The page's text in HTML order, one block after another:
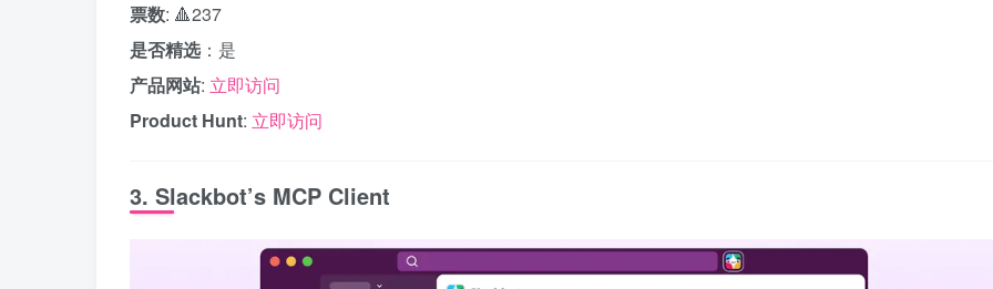
票数: 🔺237
是否精选：是
产品网站: 立即访问
Product Hunt: 立即访问
3. Slackbot’s MCP Client